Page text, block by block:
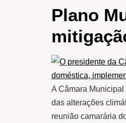
Plano
A Câmara
das alterações
reunião camarária